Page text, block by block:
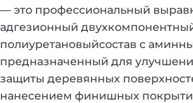
— это профессиональный
адгезионный
полиуретановыйсостав с
предназначенный для
защиты деревянных
нанесением финишных